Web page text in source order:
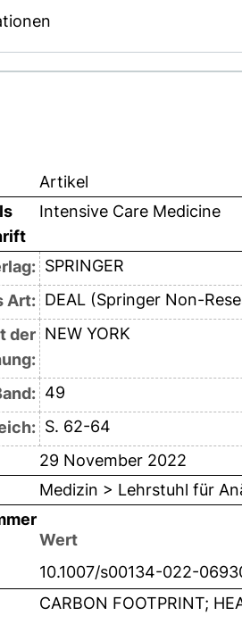
Artikel
Intensive Care Medicine
SPRINGER
Art: DEAL (Springer Non-
der NEW YORK
49
S. 62-64
29 November 2022
Medizin > Lehrstuhl für
Wert
10.1007/s00134-022-
CARBON FOOTPRINT;